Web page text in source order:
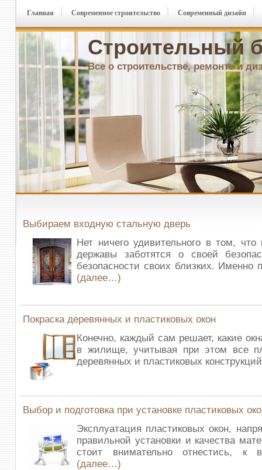
Строительный
Все о строительстве, ремонте и
Главная Современное строительство Современный дизайн
Выбираем входную стальную дверь
Нет ничего удивительного в том, что
державы заботятся о своей
безопасности своих близких. Именно
(далее…)
Покраска деревянных и пластиковых окон
Конечно, каждый сам решает, какие
в жилище, учитывая при этом все
деревянных и пластиковых
Выбор и подготовка при установке пластиковых
Эксплуатация пластиковых окон,
правильной установки и качества
стоит внимательно отнестись, к
(далее…)